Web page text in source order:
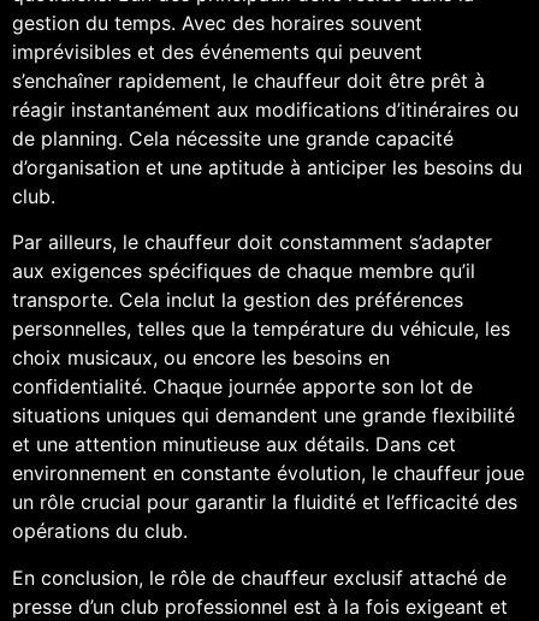
gestion du temps. Avec des horaires souvent
imprévisibles et des événements qui peuvent
s’enchaîner rapidement, le chauffeur doit être prêt à
réagir instantanément aux modifications d’itinéraires ou
de planning. Cela nécessite une grande capacité
d’organisation et une aptitude à anticiper les besoins du
club.
Par ailleurs, le chauffeur doit constamment s’adapter
aux exigences spécifiques de chaque membre qu’il
transporte. Cela inclut la gestion des préférences
personnelles, telles que la température du véhicule, les
choix musicaux, ou encore les besoins en
confidentialité. Chaque journée apporte son lot de
situations uniques qui demandent une grande flexibilité
et une attention minutieuse aux détails. Dans cet
environnement en constante évolution, le chauffeur joue
un rôle crucial pour garantir la fluidité et l’efficacité des
opérations du club.
En conclusion, le rôle de chauffeur exclusif attaché de
presse d’un club professionnel est à la fois exigeant et